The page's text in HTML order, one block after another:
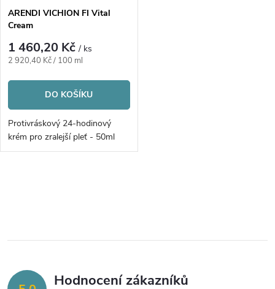
ARENDI VICHION FI Vital
Cream
1 460,20 Kč/ ks
Měrná
2 920,40 Kč / 100 ml
DO KOŠÍKU
Protivráskový 24-hodinový
krém pro zralejší pleť - 50ml
l
Hodnocení zákazníků